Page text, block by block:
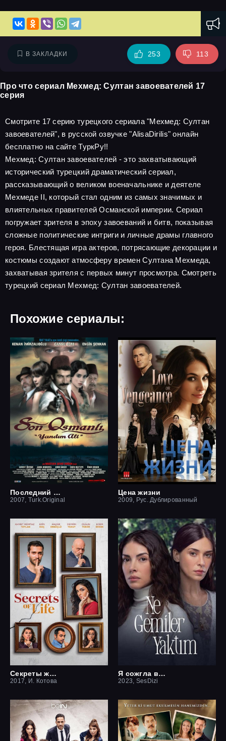
В ЗАКЛАДКИ 253 113
Про что сериал Мехмед: Султан завоевателей 17
серия
Смотрите 17 серию турецкого сериала "Мехмед: Султан
завоевателей", в русской озвучке "AlisaDirilis" онлайн
бесплатно на сайте ТуркРу!!
Мехмед: Султан завоевателей - это захватывающий
исторический турецкий драматический сериал,
рассказывающий о великом военачальнике и деятеле
Мехмеде II, который стал одним из самых значимых и
влиятельных правителей Османской империи. Сериал
погружает зрителя в эпоху завоеваний и битв, показывая
сложные политические интриги и личные драмы главного
героя. Блестящая игра актеров, потрясающие декорации и
костюмы создают атмосферу времен Султана Мехмеда,
захватывая зрителя с первых минут просмотра. Смотреть
турецкий сериал Мехмед: Султан завоевателей.
Похожие сериалы:
Последний оттоман: Яндим Али
2007, Turk.Original
Цена жизни
2009, Рус. Дублированный
Секреты жизни
2017, И. Котова
Я сожгла все мосты / Какие корабли я сжёг
2023, SesDizi